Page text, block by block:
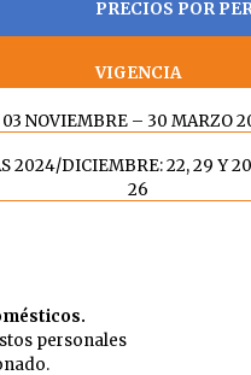
PRECIOS POR
VIGENCIA
03 NOVIEMBRE – 30 MARZO
2024/DICIEMBRE: 22, 29 Y
26
personales